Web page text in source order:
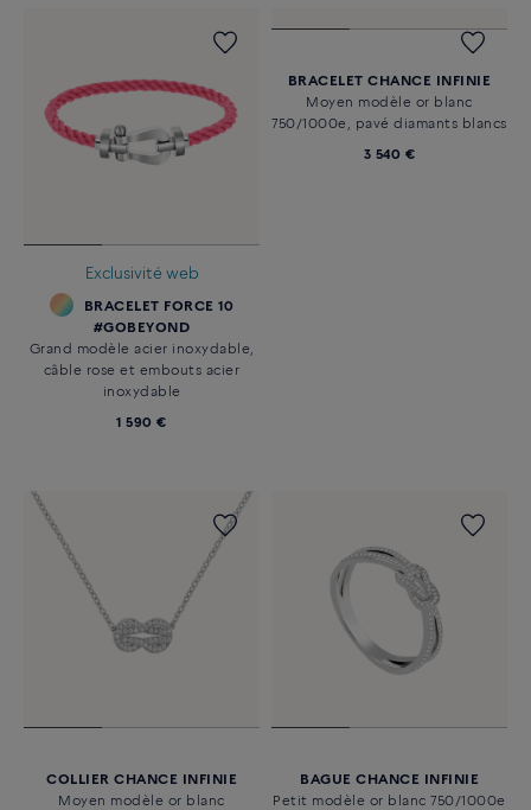
Exclusivité web
BRACELET FORCE 10
#GOBEYOND
Grand modèle acier inoxydable,
câble rose et embouts acier
inoxydable
1 590 €
BRACELET CHANCE INFINIE
Moyen modèle or blanc
750/1000e, pavé diamants blancs
3 540 €
COLLIER CHANCE INFINIE
Moyen modèle or blanc
BAGUE CHANCE INFINIE
Petit modèle or blanc 750/1000e